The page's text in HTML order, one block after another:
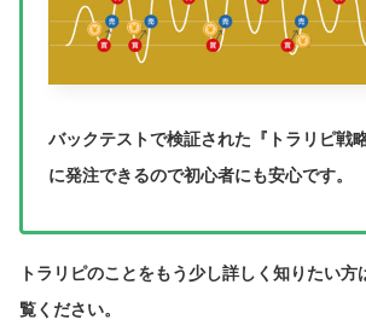
バックテストで検証された『トラリピ戦
に発注できるので初心者にも安心です。
トラリピのことをもう少し詳しく知りたい方
覧ください。